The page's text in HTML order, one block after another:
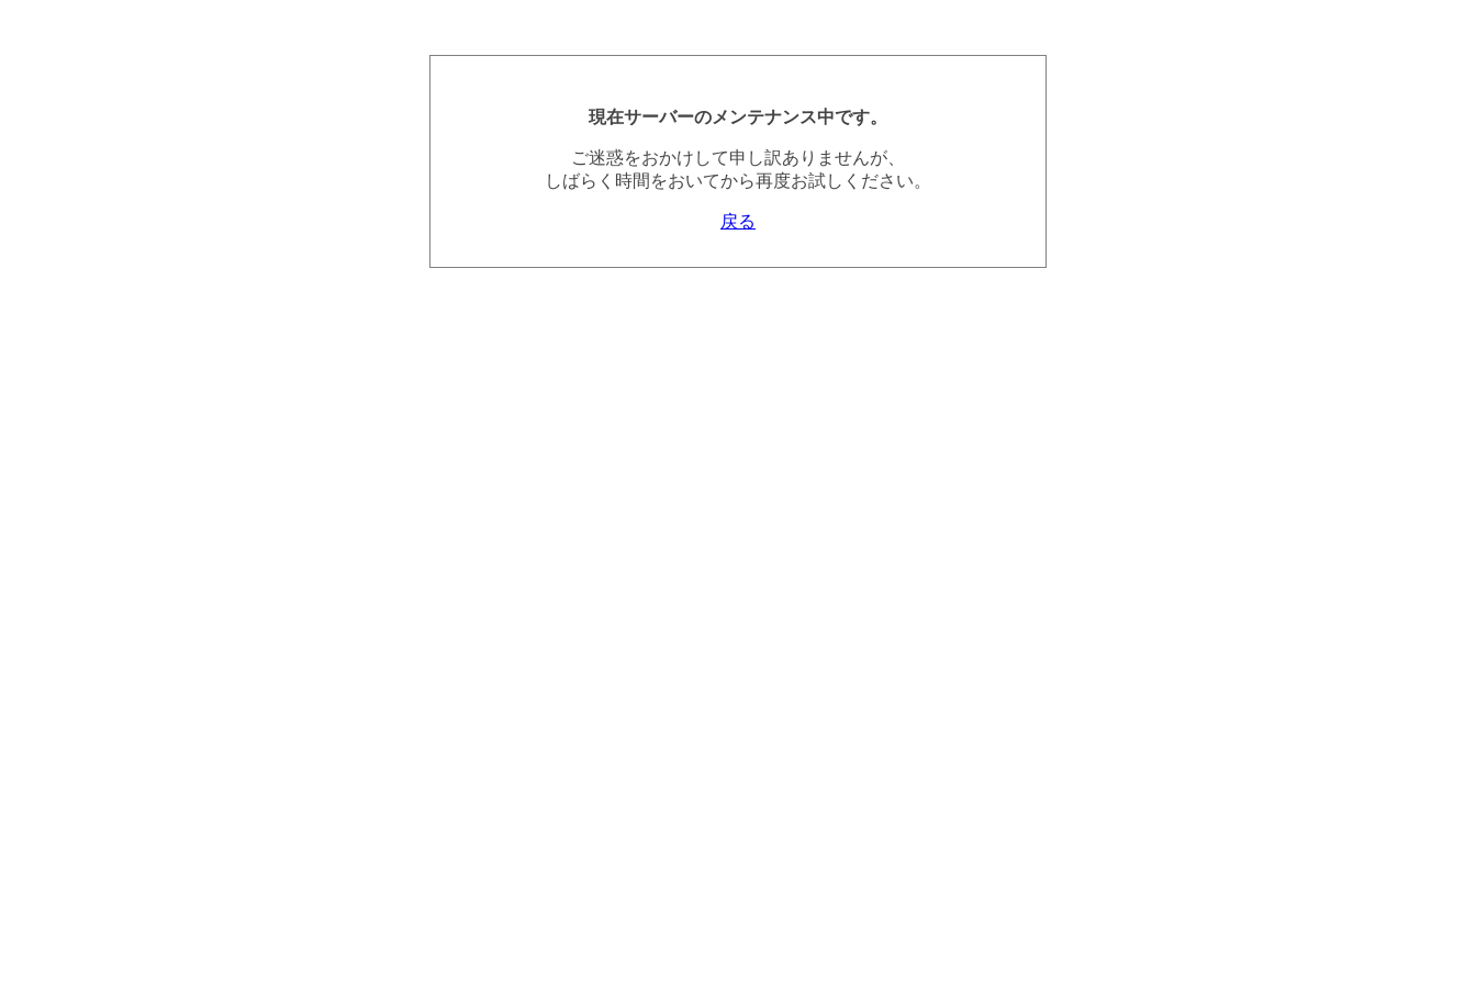
現在サーバーのメンテナンス中です。
ご迷惑をおかけして申し訳ありませんが、
しばらく時間をおいてから再度お試しください。
戻る